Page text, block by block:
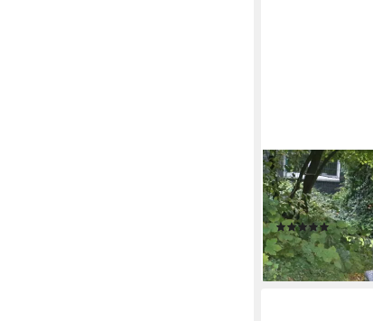
ORIENTAL
Dekofigur
55 cm (1 St)
(1)
117,99 €
lieferbar - in 5-6